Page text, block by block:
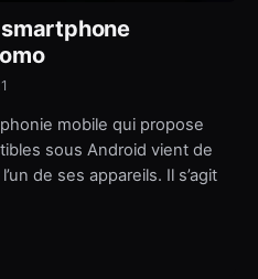
mobile qui propose
sous Android vient de
de ses appareils. Il s’agit